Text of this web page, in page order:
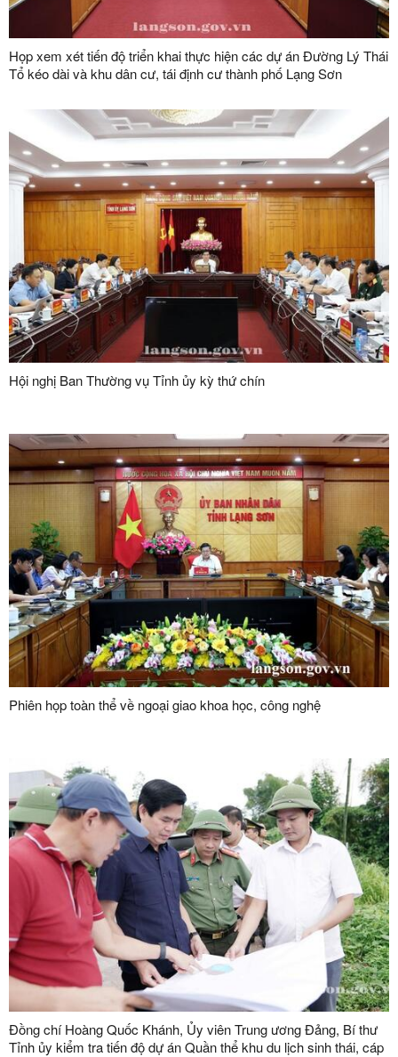
Họp xem xét tiến độ triển khai thực hiện các dự án Đường Lý Thái
Tổ kéo dài và khu dân cư, tái định cư thành phố Lạng Sơn
Hội nghị Ban Thường vụ Tỉnh ủy kỳ thứ chín
Phiên họp toàn thể về ngoại giao khoa học, công nghệ
Đồng chí Hoàng Quốc Khánh, Ủy viên Trung ương Đảng, Bí thư
Tỉnh ủy kiểm tra tiến độ dự án Quần thể khu du lịch sinh thái, cáp